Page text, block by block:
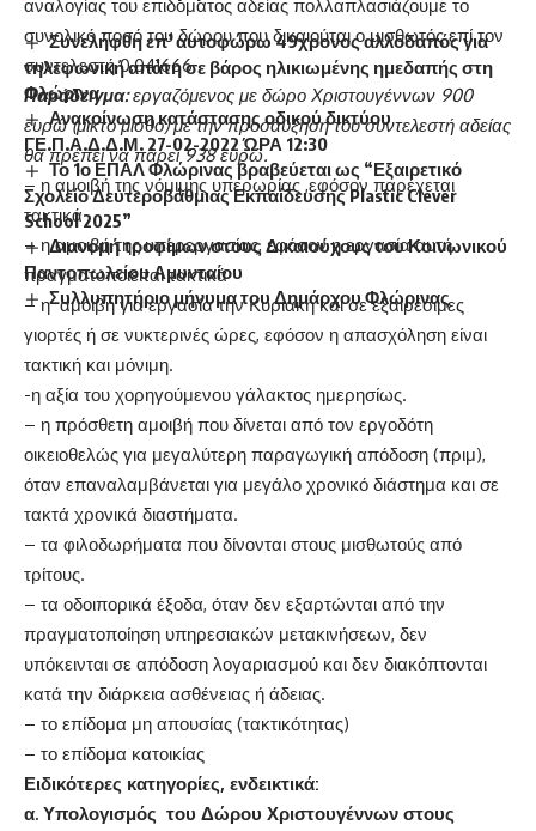
αναλογίας του επιδόματος αδείας πολλαπλασιάζουμε το
συνολικό ποσό του δώρου που δικαιούται ο μισθωτός επί τον
συντελεστή 0,041666
Παράδειγμα:εργαζόμενος με δώρο Χριστουγέννων 900
ευρώ (μικτό μισθό) με την προσαύξηση του συντελεστή αδείας
θα πρέπει να πάρει 938 ευρώ.
– η αμοιβή της νόμιμης υπερωρίας ,εφόσον παρέχεται
τακτικά
– η αμοιβή της υπερεργασίας, εφόσον η εργασία αυτή
πραγματοποιείται τακτικά
– η αμοιβή για εργασία την Κυριακή και σε εξαιρέσιμες
γιορτές ή σε νυκτερινές ώρες, εφόσον η απασχόληση είναι
τακτική και μόνιμη.
-η αξία του χορηγούμενου γάλακτος ημερησίως.
– η πρόσθετη αμοιβή που δίνεται από τον εργοδότη
οικειοθελώς για μεγαλύτερη παραγωγική απόδοση (πριμ),
όταν επαναλαμβάνεται για μεγάλο χρονικό διάστημα και σε
τακτά χρονικά διαστήματα.
– τα φιλοδωρήματα που δίνονται στους μισθωτούς από
τρίτους.
– τα οδοιπορικά έξοδα, όταν δεν εξαρτώνται από την
πραγματοποίηση υπηρεσιακών μετακινήσεων, δεν
υπόκεινται σε απόδοση λογαριασμού και δεν διακόπτονται
κατά την διάρκεια ασθένειας ή άδειας.
– το επίδομα μη απουσίας (τακτικότητας)
– το επίδομα κατοικίας
Ειδικότερες κατηγορίες, ενδεικτικά:
α. Υπολογισμός του Δώρου Χριστουγέννων στους
Συνελήφθη επ’ αυτοφώρω 49χρονος αλλοδαπός για
τηλεφωνική απάτη σε βάρος ηλικιωμένης ημεδαπής στη
Φλώρινα
Ανακοίνωση κατάστασης οδικού δικτύου
ΓΕ.Π.Α.Δ.Δ.Μ. 27-02-2022 ΏΡΑ 12:30
Το 1ο ΕΠΑΛ Φλώρινας βραβεύεται ως “Εξαιρετικό
Σχολείο Δευτεροβάθμιας Εκπαίδευσης Plastic Clever
School 2025”
Διανομή τροφίμων στους Δικαιούχους του Κοινωνικού
Παντοπωλείου Αμυνταίου
Συλλυπητήριο μήνυμα του Δημάρχου Φλώρινας